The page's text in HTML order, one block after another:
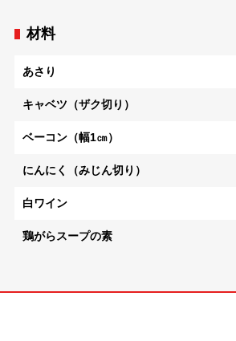
材料
あさり
キャベツ（ザク切り）
ベーコン（幅1㎝）
にんにく（みじん切り）
白ワイン
鶏がらスープの素